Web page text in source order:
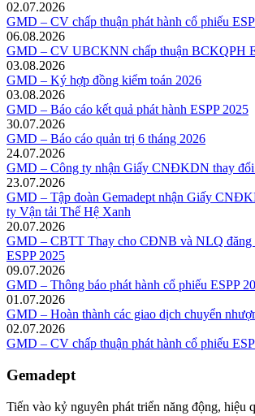
02.07.2026
GMD – CV chấp thuận phát hành cổ phiếu
06.08.2026
GMD – CV UBCKNN chấp thuận BCKQPH
03.08.2026
GMD – Ký hợp đồng kiểm toán 2026
03.08.2026
GMD – Báo cáo kết quả phát hành ESPP 2025
30.07.2026
GMD – Báo cáo quản trị 6 tháng 2026
24.07.2026
GMD – Công ty nhận Giấy CNĐKDN thay
23.07.2026
GMD – Tập đoàn Gemadept nhận Giấy
ty Vận tải Thế Hệ Xanh
20.07.2026
GMD – CBTT Thay cho CĐNB và NLQ đăng
ESPP 2025
09.07.2026
GMD – Thông báo phát hành cổ phiếu ESPP
01.07.2026
GMD – Hoàn thành các giao dịch chuyển
02.07.2026
GMD – CV chấp thuận phát hành cổ phiếu
Gemadept
Tiến vào kỷ nguyên phát triển năng động, hiệu